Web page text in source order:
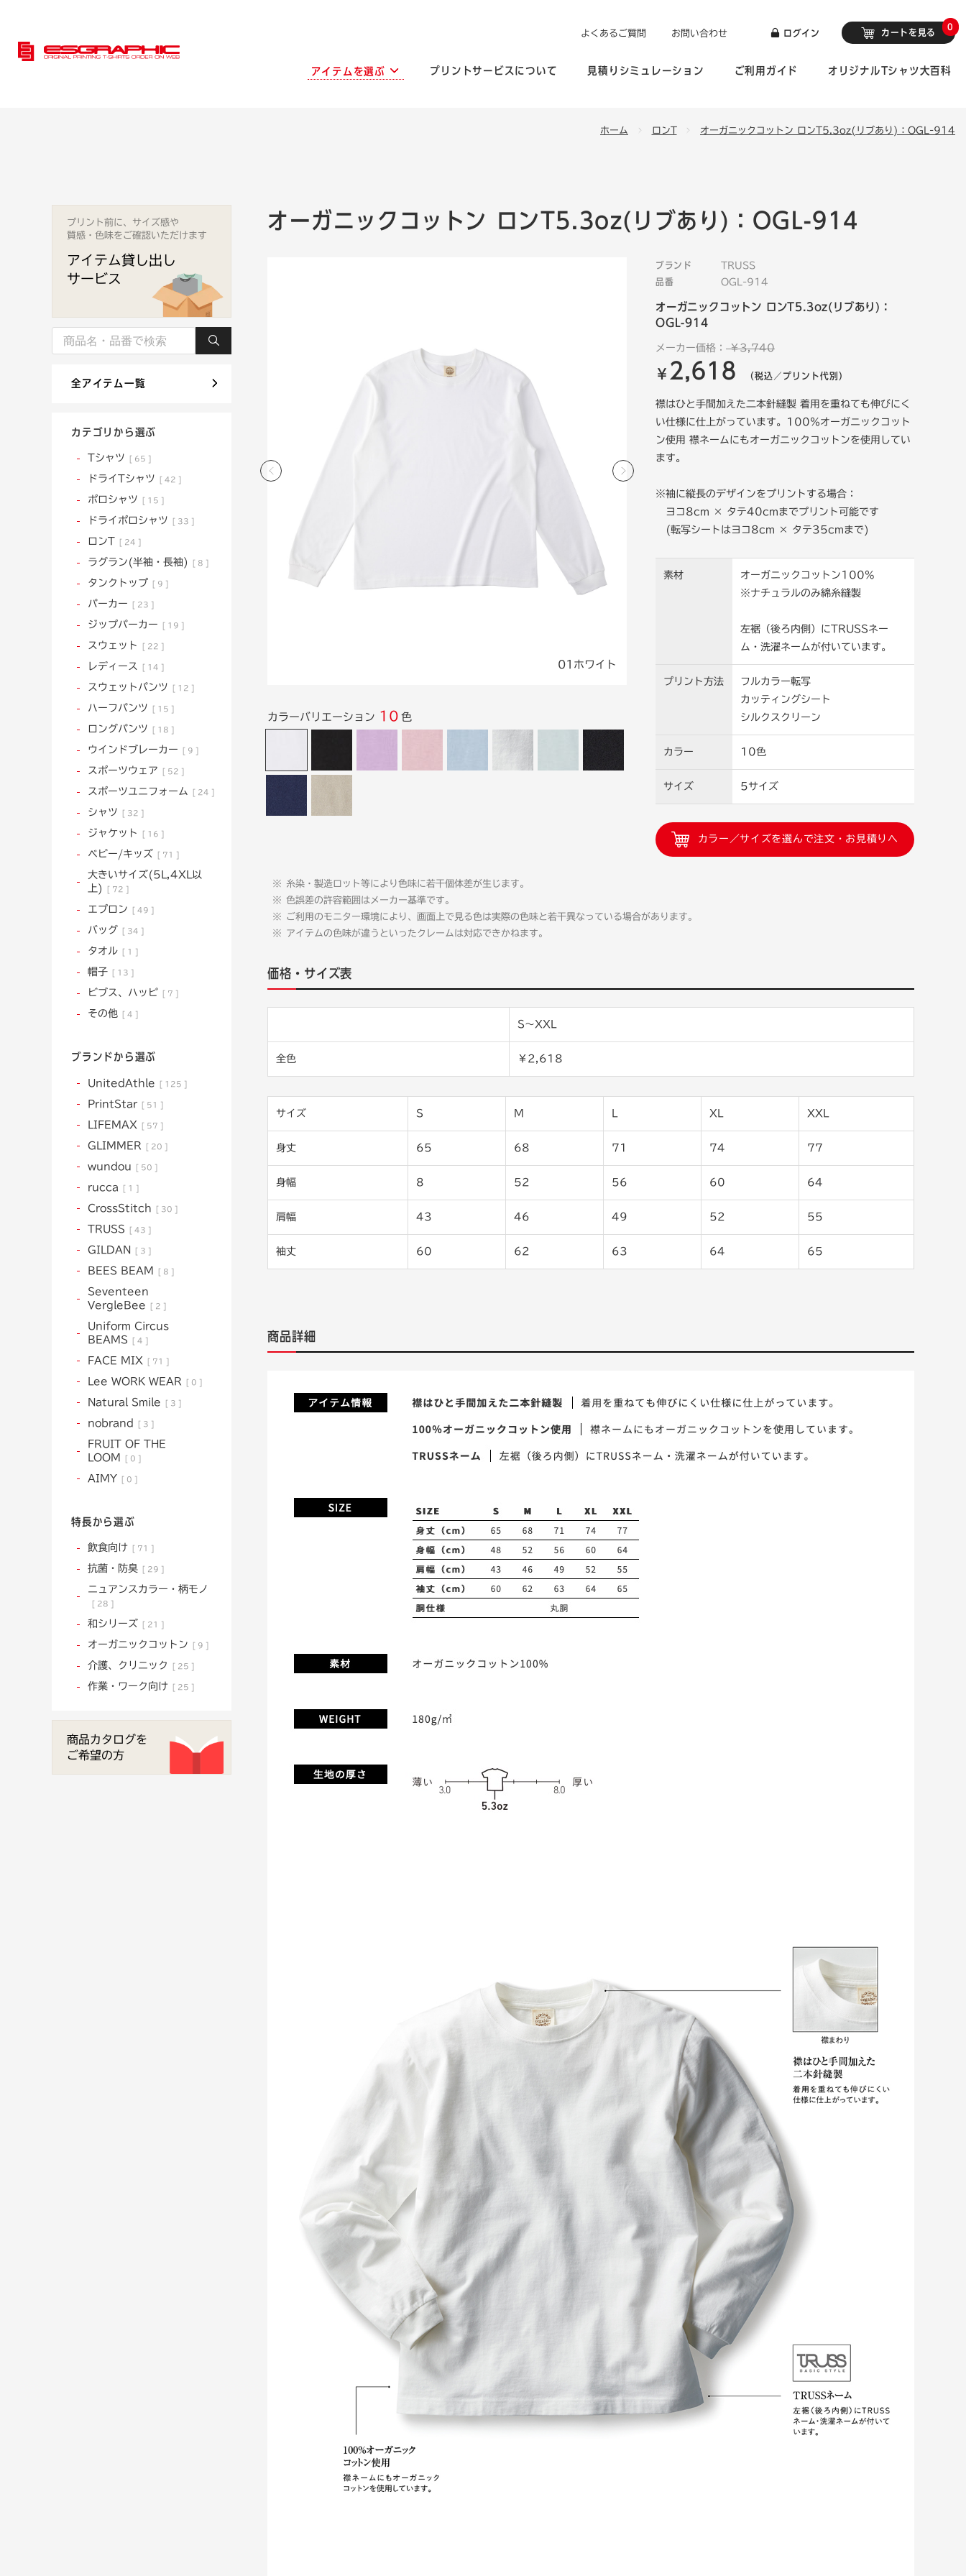
よくあるご質問 お問い合わせ ログイン カートを見る
0
アイテムを選ぶ プリントサービスについて 見積りシミュレーション ご利用ガイド オリジナルTシャツ大百科
ホーム ロンT オーガニックコットン ロンT5.3oz(リブあり)：OGL-914
オーガニックコットン ロンT5.3oz(リブあり)：OGL-914
01ホワイト
カラーバリエーション 10 色
ブランド
TRUSS
品番
OGL-914
オーガニックコットン ロンT5.3oz(リブあり)：
OGL-914
メーカー価格： ￥3,740
￥ 2,618 （税込／プリント代別）
襟はひと手間加えた二本針縫製 着用を重ねても伸びにく
い仕様に仕上がっています。100％オーガニックコット
ン使用 襟ネームにもオーガニックコットンを使用してい
ます。
※袖に縦長のデザインをプリントする場合：
ヨコ8cm × タテ40cmまでプリント可能です
(転写シートはヨコ8cm × タテ35cmまで)
素材
オーガニックコットン100%
※ナチュラルのみ綿糸縫製
左裾（後ろ内側）にTRUSSネー
ム・洗濯ネームが付いています。
プリント方法
フルカラー転写
カッティングシート
シルクスクリーン
カラー 10色
サイズ 5サイズ
カラー／サイズを選んで注文・お見積りへ
糸染・製造ロット等により色味に若干個体差が生じます。
色誤差の許容範囲はメーカー基準です。
ご利用のモニター環境により、画面上で見る色は実際の色味と若干異なっている場合があります。
アイテムの色味が違うといったクレームは対応できかねます。
価格・サイズ表
S〜XXL
全色 ￥2,618
サイズ S M XL XXL
身丈 65 68 71 74 77
身幅 8 52 56 60 64
肩幅 43 46 49 52 55
袖丈 60 62 63 64 65
商品詳細
プリント前に、サイズ感や
質感・色味をご確認いただけます
アイテム貸し出し
サービス
全アイテム一覧
カテゴリから選ぶ
Tシャツ 65
ドライTシャツ 42
ポロシャツ 15
ドライポロシャツ 33
ロンT 24
ラグラン(半袖・長袖) 8
タンクトップ 9
パーカー 23
ジップパーカー 19
スウェット 22
レディース 14
スウェットパンツ 12
ハーフパンツ 15
ロングパンツ 18
ウインドブレーカー 9
スポーツウェア 52
スポーツユニフォーム 24
シャツ 32
ジャケット 16
ベビー/キッズ 71
大きいサイズ(5L,4XL以
上)
72
エプロン 49
バッグ 34
タオル 1
帽子 13
ビブス、ハッピ 7
その他 4
ブランドから選ぶ
UnitedAthle 125
PrintStar 51
LIFEMAX 57
GLIMMER 20
wundou 50
rucca 1
CrossStitch 30
TRUSS 43
GILDAN 3
BEES BEAM 8
Seventeen
VergleBee
2
Uniform Circus
BEAMS
4
FACE MIX 71
Lee WORK WEAR 0
Natural Smile 3
nobrand 3
FRUIT OF THE
LOOM
0
AIMY 0
特長から選ぶ
飲食向け 71
抗菌・防臭 29
ニュアンスカラー・柄モノ
28
和シリーズ 21
オーガニックコットン 9
介護、クリニック 25
作業・ワーク向け 25
商品カタログを
ご希望の方